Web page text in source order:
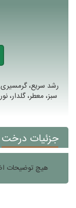
رشد سریع،
سبز، معطر، گلدار،
جزئیات درخت
هیچ توضیحات